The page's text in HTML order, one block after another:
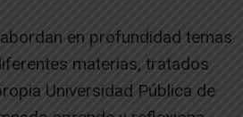
en profundidad temas
materias, tratados
Universidad Pública de